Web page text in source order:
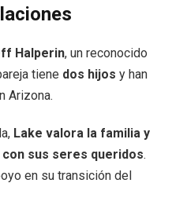
Halperin, un reconocido
tiene dos hijos y han
Arizona.
Lake valora la familia y
sus seres queridos.
en su transición del